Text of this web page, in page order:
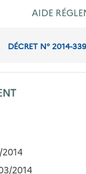
AIDE
DÉCRET N° 2014-
2014